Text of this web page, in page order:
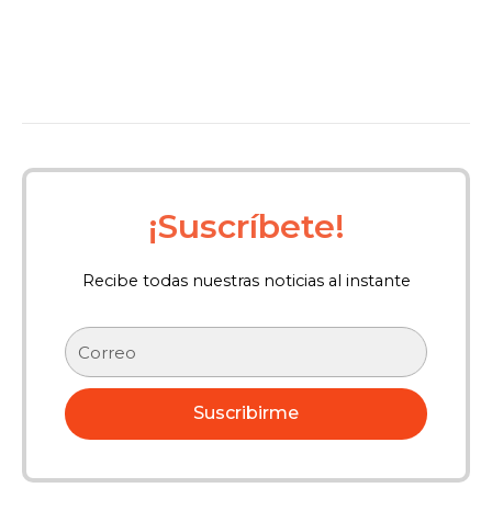
¡Suscríbete!
Recibe todas nuestras noticias al instante
Correo
electrónico
Suscribirme